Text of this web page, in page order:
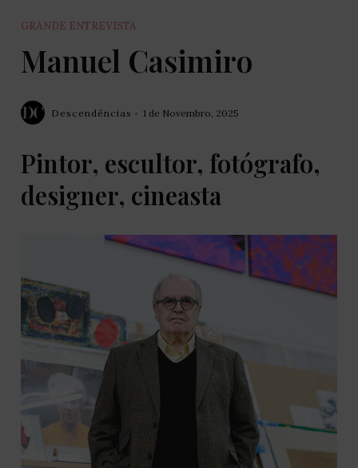
GRANDE ENTREVISTA
Manuel Casimiro
Descendências 1 de Novembro, 2025
Pintor, escultor, fotógrafo,
designer, cineasta